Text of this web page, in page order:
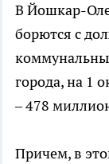
В Йошкар-
борются с
города, на 1
– 478
Причем, в